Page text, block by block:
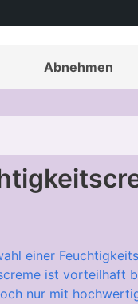
Abnehmen
einer
ist vorteilhaft
nur mit